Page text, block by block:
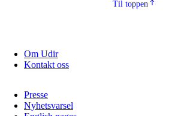
Til toppen
Om Udir
Kontakt oss
Presse
Nyhetsvarsel